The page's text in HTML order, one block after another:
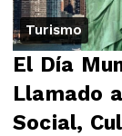
Turismo
El Día
Llamado
Social,